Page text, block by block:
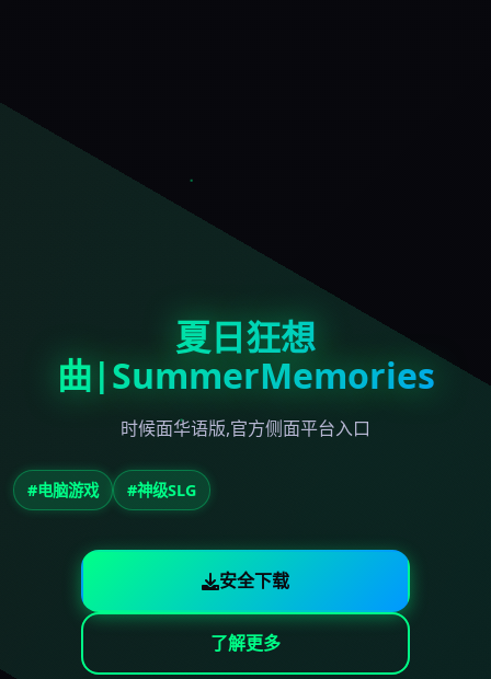
夏日狂想
曲|SummerMemories
时候面华语版,官方侧面平台入口
#电脑游戏 #神级SLG
安全下载
了解更多